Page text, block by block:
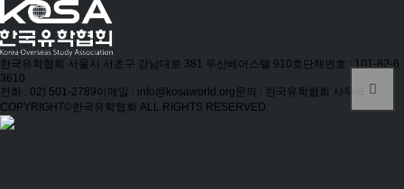
한국유학협회 서울시 서초구 강남대로 381 두산베어스텔 910호 단체번호 : 101-82-6
3610
전화 : 02) 501-2789이메일 : info@kosaworld.org문의 : 한국유학협회 사무국
COPYRIGHT©한국유학협회 ALL RIGHTS RESERVED.